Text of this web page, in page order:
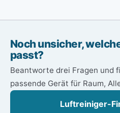
Noch unsicher,
passt?
Beantworte drei Fragen und
passende Gerät für Raum,
Luftreiniger-